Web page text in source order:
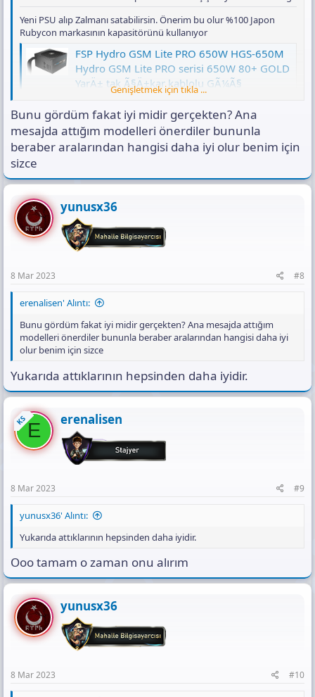
Yeni PSU alıp Zalmanı satabilirsin. Önerim bu olur %100 Japon
Rubycon markasının kapasitörünü kullanıyor
FSP Hydro GSM Lite PRO 650W HGS-650M
Hydro GSM Lite PRO serisi 650W 80+ GOLD
YarÄ± tak Ã§Ä±kar kablolu GÃ¼Ã§
kaynaÄÄ± - inventus
FSP Hydro GSM Lite PRO 650W HGS-650M Hydro GSM
Lite PRO serisi 650W 80+ GOLD YarÄ± tak Ã§Ä±kar
kablolu GÃ¼Ã§ kaynaÄÄ±
inventus.com.tr
Genişletmek için tıkla ...
Bunu gördüm fakat iyi midir gerçekten? Ana
mesajda attığım modelleri önerdiler bununla
beraber aralarından hangisi daha iyi olur benim için
sizce
yunusx36
8 Mar 2023 #8
erenalisen' Alıntı:
Bunu gördüm fakat iyi midir gerçekten? Ana mesajda attığım
modelleri önerdiler bununla beraber aralarından hangisi daha iyi
olur benim için sizce
Yukarıda attıklarının hepsinden daha iyidir.
KSE erenalisen
8 Mar 2023 #9
yunusx36' Alıntı:
Yukarıda attıklarının hepsinden daha iyidir.
Ooo tamam o zaman onu alırım
yunusx36
8 Mar 2023 #10